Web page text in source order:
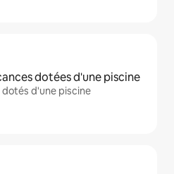
dotées d'une piscine
d'une piscine